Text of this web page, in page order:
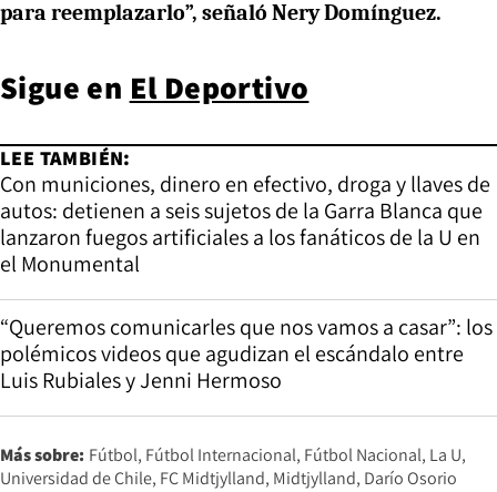
para reemplazarlo”, señaló Nery Domínguez.
Sigue en El Deportivo
LEE TAMBIÉN:
Con municiones, dinero en efectivo, droga y llaves de
autos: detienen a seis sujetos de la Garra Blanca que
lanzaron fuegos artificiales a los fanáticos de la U en
el Monumental
“Queremos comunicarles que nos vamos a casar”: los
polémicos videos que agudizan el escándalo entre
Luis Rubiales y Jenni Hermoso
Más sobre: Fútbol Fútbol Internacional Fútbol Nacional La U
Universidad de Chile FC Midtjylland Midtjylland Darío Osorio